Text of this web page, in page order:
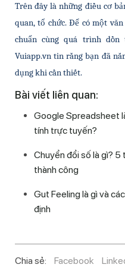
Trên đây là những điều cơ
quan, tổ chức. Để có một
chuẩn cùng quá trình dồn
Vuiapp.vn tin rằng bạn đã
dụng khi cần thiết.
Bài viết liên quan:
Google Spreadsheet
tính trực tuyến?
Chuyển đổi số là gì?
thành công
Gut Feeling là gì và
định
Chia sẻ: Facebook